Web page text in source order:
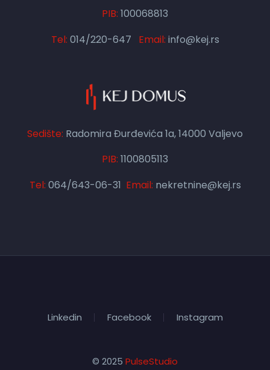
PIB: 100068813
Tel: 014/220-647 Email: info@kej.rs
Sedište: Radomira Đurđevića 1a, 14000 Valjevo
PIB: 1100805113
Tel: 064/643-06-31 Email: nekretnine@kej.rs
Linkedin Facebook Instagram
© 2025 PulseStudio